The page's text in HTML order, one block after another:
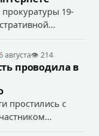
19-
признаков
августа👁 214
проводила в
простились с